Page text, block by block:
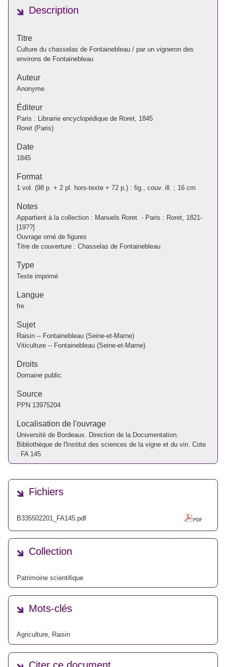
Description
Titre
Culture du chasselas de Fontainebleau / par un vigneron des
environs de Fontainebleau
Auteur
Anonyme
Éditeur
Paris : Librairie encyclopédique de Roret, 1845
Roret (Paris)
Date
1845
Format
1 vol. (98 p. + 2 pl. hors-texte + 72 p.) : fig., couv. ill. ; 16 cm
Notes
Appartient à la collection : Manuels Roret. - Paris : Roret, 1821-
[19??]
Ouvrage orné de figures
Titre de couverture : Chasselas de Fontainebleau
Type
Texte imprimé
Langue
fre
Sujet
Raisin -- Fontainebleau (Seine-et-Marne)
Viticulture -- Fontainebleau (Seine-et-Marne)
Droits
Domaine public
Source
PPN 13975204
Localisation de l'ouvrage
Université de Bordeaux. Direction de la Documentation.
Bibliothèque de l'Institut des sciences de la vigne et du vin. Cote
: FA 145
Fichiers
B335502201_FA145.pdf
Collection
Patrimoine scientifique
Mots-clés
Agriculture, Raisin